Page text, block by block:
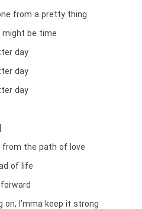
from a pretty thing
be time
day
day
day
the path of love
of life
on, I’mma keep it strong